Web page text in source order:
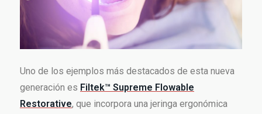
Uno de los ejemplos más destacados de esta nueva
generación es Filtek™ Supreme Flowable
Restorative, que incorpora una jeringa ergonómica